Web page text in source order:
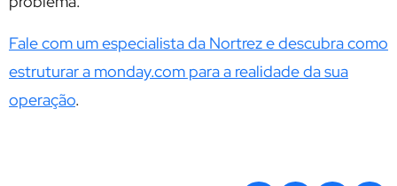
Fale com um especialista da Nortrez e descubra como
estruturar a monday.com para a realidade da sua
operação.